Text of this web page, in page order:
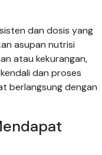
dan dosis yang
asupan nutrisi
atau kekurangan,
dan proses
berlangsung dengan